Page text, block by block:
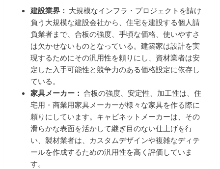
建設業界： 大規模なインフラ・プロジェクトを請け
負う大規模な建設会社から、住宅を建設する個人請
負業者まで、合板の強度、手頃な価格、使いやすさ
は欠かせないものとなっている。建築家は設計を実
現するためにその汎用性を頼りにし、資材業者は安
定した入手可能性と競争力のある価格設定に依存し
ている。
家具メーカー： 合板の強度、安定性、加工性は、住
宅用・商業用家具メーカーが様々な家具を作る際に
頼りにしています。キャビネットメーカーは、その
滑らかな表面を活かして継ぎ目のない仕上げを行
い、製材業者は、カスタムデザインや複雑なディテ
ールを作成するための汎用性を高く評価していま
す。